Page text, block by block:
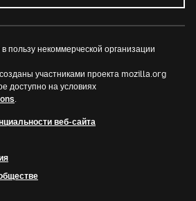
пользу некоммерческой организации
участниками проекта mozilla.org
на условиях
.
веб-сайта